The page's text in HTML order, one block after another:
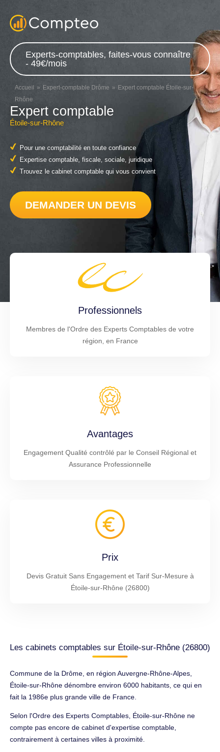
Experts-comptables, faites-vous connaître
- 49€/mois
Accueil Expert-comptable Drôme
Expert comptable Étoile-sur-
Rhône
Expert comptable
Étoile-sur-Rhône
Pour une comptabilité en toute confiance
Expertise comptable, fiscale, sociale, juridique
Trouvez le cabinet comptable qui vous convient
DEMANDER UN DEVIS
Professionnels
Membres de l'Ordre des Experts Comptables de votre
région, en France
Avantages
Engagement Qualité contrôlé par le Conseil Régional et
Assurance Professionnelle
Prix
Devis Gratuit Sans Engagement et Tarif Sur-Mesure à
Étoile-sur-Rhône (26800)
Les cabinets comptables sur Étoile-sur-Rhône (26800)
Commune de la Drôme, en région Auvergne-Rhône-Alpes,
Étoile-sur-Rhône dénombre environ 6000 habitants, ce qui en
fait la 1986e plus grande ville de France.
Selon l'Ordre des Experts Comptables, Étoile-sur-Rhône ne
compte pas encore de cabinet d'expertise comptable,
contrairement à certaines villes à proximité.